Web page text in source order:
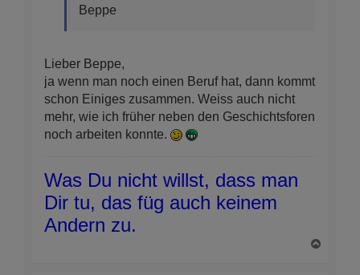
Beppe
Lieber Beppe,
ja wenn man noch einen Beruf hat, dann kommt
schon Einiges zusammen. Weiss auch nicht
mehr, wie ich früher neben den Geschichtsforen
noch arbeiten konnte.
Was Du nicht willst, dass man
Dir tu, das füg auch keinem
Andern zu.